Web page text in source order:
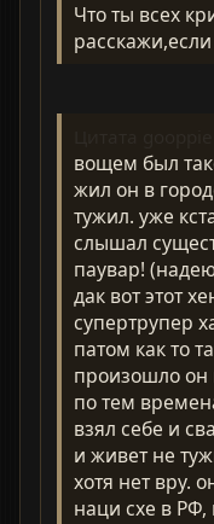
Что ты всех
вощем был
жил он в
тужил. уже
слышал
паувар!
дак вот этот
супертрупер
патом как то
произошло он
по тем
взял себе и
и живет не
хотя нет вру.
наци схе в РФ,